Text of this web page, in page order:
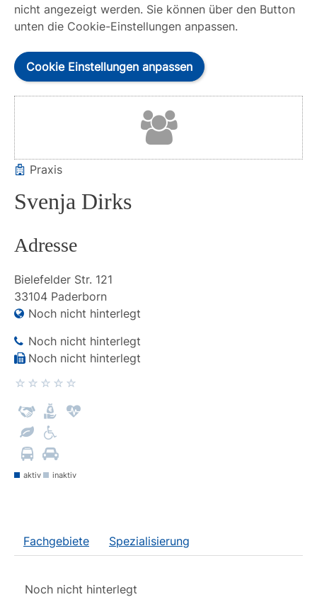
nicht angezeigt werden. Sie können über den Button
unten die Cookie-Einstellungen anpassen.
Cookie Einstellungen anpassen
Praxis
Svenja Dirks
Adresse
Bielefelder Str. 121
33104 Paderborn
Noch nicht hinterlegt
Noch nicht hinterlegt
Noch nicht hinterlegt
aktiv inaktiv
Fachgebiete Spezialisierung
Noch nicht hinterlegt